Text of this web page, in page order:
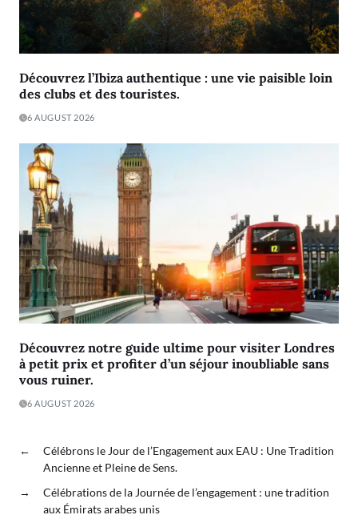
Découvrez l’Ibiza authentique : une vie paisible loin
des clubs et des touristes.
6 AUGUST 2026
Découvrez notre guide ultime pour visiter Londres
à petit prix et profiter d’un séjour inoubliable sans
vous ruiner.
6 AUGUST 2026
←
Célébrons le Jour de l’Engagement aux EAU : Une Tradition
Ancienne et Pleine de Sens.
→
Célébrations de la Journée de l’engagement : une tradition
aux Émirats arabes unis